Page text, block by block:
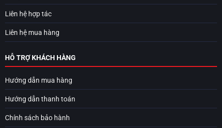
Liên hệ hợp tác
Liên hệ mua hàng
HỖ TRỢ KHÁCH HÀNG
Hướng dẫn mua hàng
Hướng dẫn thanh toán
Chính sách bảo hành